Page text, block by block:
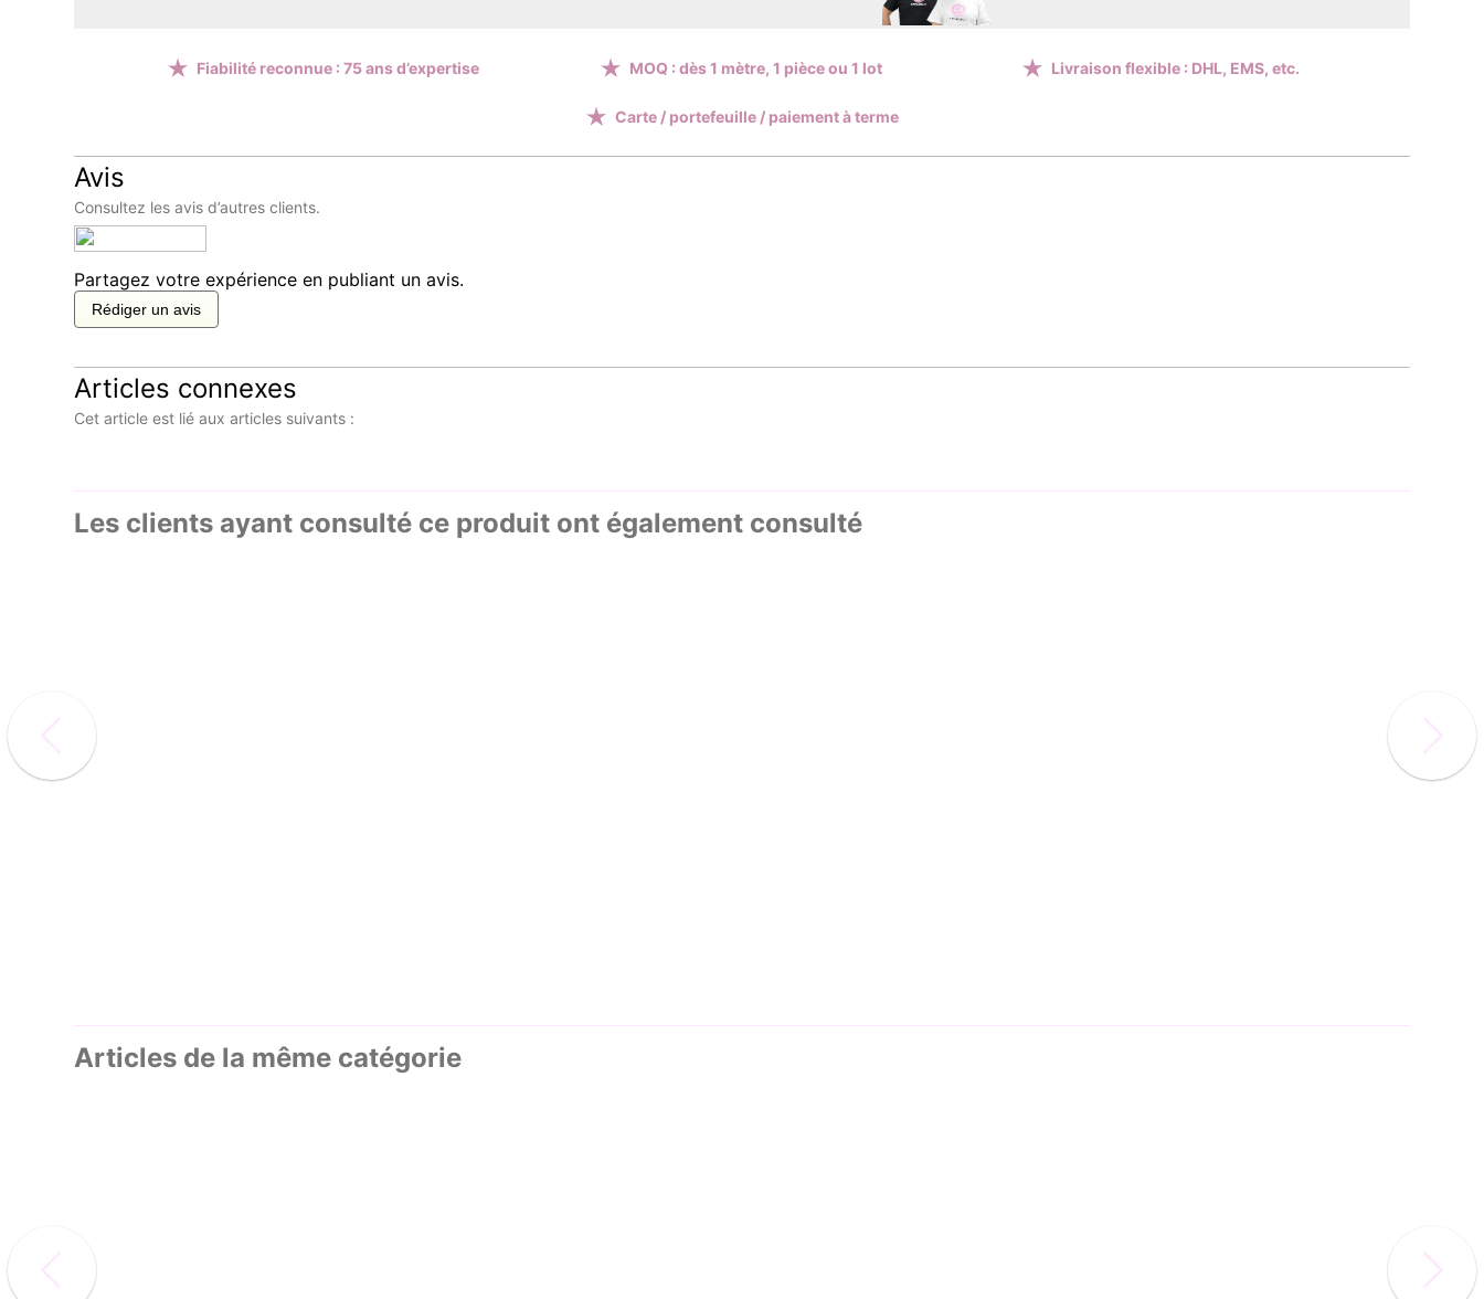
Fiabilité reconnue : 75 ans d’expertise MOQ : dès 1 mètre, 1 pièce ou 1 lot Livraison flexible : DHL, EMS, etc.
Carte / portefeuille / paiement à terme
Avis
Consultez les avis d’autres clients.
Partagez votre expérience en publiant un avis.
Rédiger un avis
Articles connexes
Cet article est lié aux articles suivants :
Les clients ayant consulté ce produit ont également consulté
Articles de la même catégorie